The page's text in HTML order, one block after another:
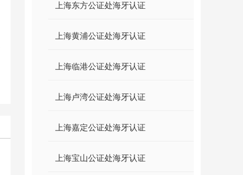
上海东方公证处海牙认证
上海黄浦公证处海牙认证
上海临港公证处海牙认证
上海卢湾公证处海牙认证
上海嘉定公证处海牙认证
上海宝山公证处海牙认证